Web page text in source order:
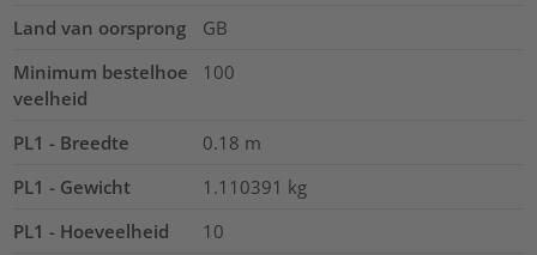
Land van oorsprong
GB
Minimum bestelhoe
veelheid
100
PL1 - Breedte 0.18 m
PL1 - Gewicht
1.110391 kg
PL1 - Hoeveelheid
10